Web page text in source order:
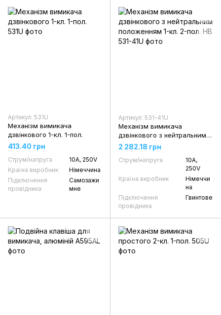
Артикул: 531U
Механізм вимикача
дзвінкового 1-кл. 1-пол.
413.40 грн
Струм/напруга
10А, 250V
Країна виробник
Німеччина
Підключення
провідника
Самозажи
мне
Артикул: 531-41U
Механізм вимикача
дзвінкового з нейтральним
положенням 1-кл. 2-пол. НВ
2 282.18 грн
Струм/напруга
10А,
250V
Країна виробник
Німеччи
на
Підключення
провідника
Гвинтове